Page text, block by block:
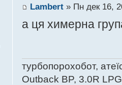
Lambert» Пн дек 16,
а ця химерна
турбопорохобот,
Outback BP, 3.0R